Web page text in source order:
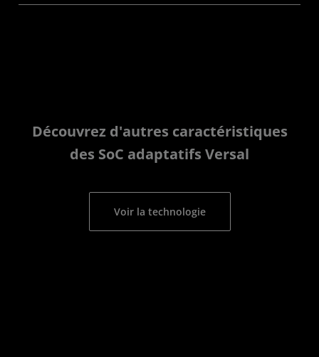
Découvrez d'autres caractéristiques
des SoC adaptatifs Versal
Voir la technologie